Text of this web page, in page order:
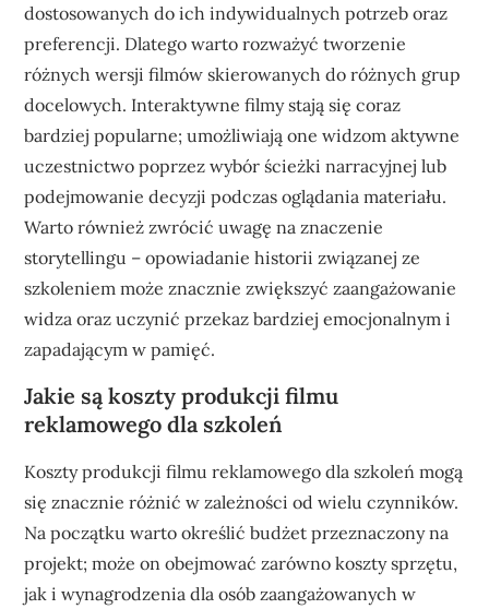
dostosowanych do ich indywidualnych potrzeb oraz
preferencji. Dlatego warto rozważyć tworzenie
różnych wersji filmów skierowanych do różnych grup
docelowych. Interaktywne filmy stają się coraz
bardziej popularne; umożliwiają one widzom aktywne
uczestnictwo poprzez wybór ścieżki narracyjnej lub
podejmowanie decyzji podczas oglądania materiału.
Warto również zwrócić uwagę na znaczenie
storytellingu – opowiadanie historii związanej ze
szkoleniem może znacznie zwiększyć zaangażowanie
widza oraz uczynić przekaz bardziej emocjonalnym i
zapadającym w pamięć.
Jakie są koszty produkcji filmu
reklamowego dla szkoleń
Koszty produkcji filmu reklamowego dla szkoleń mogą
się znacznie różnić w zależności od wielu czynników.
Na początku warto określić budżet przeznaczony na
projekt; może on obejmować zarówno koszty sprzętu,
jak i wynagrodzenia dla osób zaangażowanych w